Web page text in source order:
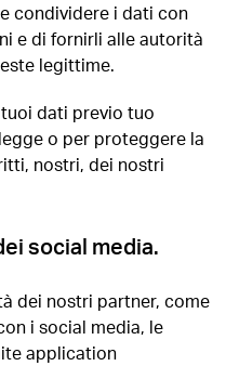
condividere i dati con
e di fornirli alle autorità
legittime.
dati previo tuo
o per proteggere la
nostri, dei nostri
social media.
dei nostri partner, come
i social media, le
application